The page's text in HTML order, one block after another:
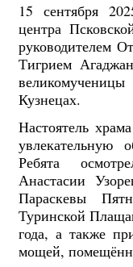
15 сентября
центра
руководителем
Тигрием
Кузнецах.
Настоятель
увлекательную
Ребята
Анастасии
Параскевы
Туринской
года, а также
мощей,